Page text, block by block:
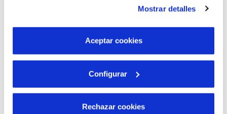
son indispensables para que el sitio web funcione y que
por tanto no se pueden desactivar. Puedes consultar
más información en nuestraPolítica de Cookies
Mostrar detalles
Aceptar cookies
Configurar
Rechazar cookies
Mejora de la ocupabilidad
Creación de comunidades sostenibles